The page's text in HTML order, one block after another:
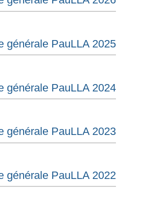
générale PauLLA 2025
générale PauLLA 2024
générale PauLLA 2023
générale PauLLA 2022